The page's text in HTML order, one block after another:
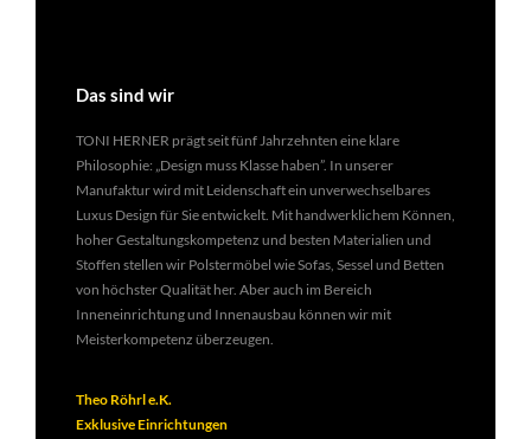
Das sind wir
TONI HERNER prägt seit fünf Jahrzehnten eine klare
Philosophie: „Design muss Klasse haben”. In unserer
Manufaktur wird mit Leidenschaft ein unverwechselbares
Luxus Design für Sie entwickelt. Mit handwerklichem Können,
hoher Gestaltungskompetenz und besten Materialien und
Stoffen stellen wir Polstermöbel wie Sofas, Sessel und Betten
von höchster Qualität her. Aber auch im Bereich
Inneneinrichtung und Innenausbau können wir mit
Meisterkompetenz überzeugen.
Theo Röhrl e.K.
Exklusive Einrichtungen